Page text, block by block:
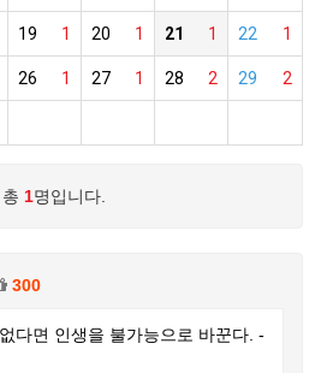
1
19 1
20 1
21 1
22
1
26 1
27 2
28 2
29
1명입니다.
300
다면 인생을 불가능으로 바꾼다. -